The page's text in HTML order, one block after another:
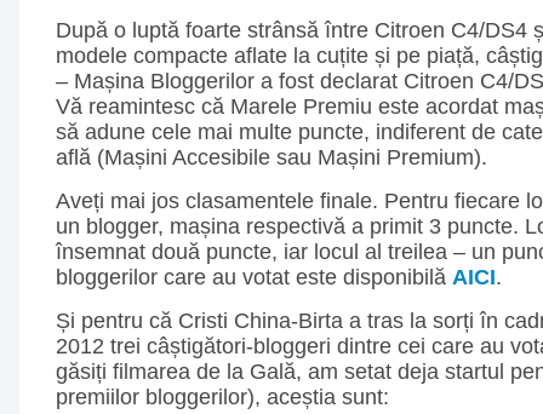
După o luptă foarte strânsă între Citroen C4/DS4
modele compacte aflate la cuțite și pe piață,
– Mașina Bloggerilor a fost declarat Citroen C4/
Vă reamintesc că Marele Premiu este acordat
să adune cele mai multe puncte, indiferent de
află (Mașini Accesibile sau Mașini Premium).
Aveți mai jos clasamentele finale. Pentru fiecare
un blogger, mașina respectivă a primit 3 puncte.
însemnat două puncte, iar locul al treilea – un
bloggerilor care au votat este disponibilă AICI.
Și pentru că Cristi China-Birta a tras la sorți în
2012 trei câștigători-bloggeri dintre cei care au
găsiți filmarea de la Gală, am setat deja startul
premiilor bloggerilor), aceștia sunt: